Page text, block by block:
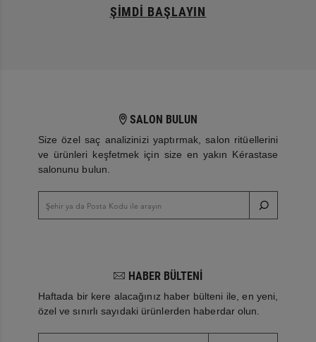
ŞIMDI BAŞLAYIN
SALON BULUN
Size özel saç analizinizi yaptırmak, salon ritüellerini
ve ürünleri keşfetmek için size en yakın Kérastase
salonunu bulun.
HABER BÜLTENİ
Haftada bir kere alacağınız haber bülteni ile, en yeni,
özel ve sınırlı sayıdaki ürünlerden haberdar olun.